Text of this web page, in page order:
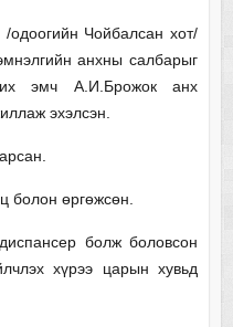
Чойбалсан хот/
анхны салбарыг
эмч А.И.Брожок анх
эхэлсэн.
болон өргөжсөн.
болж боловсон
хүрээ царын хувьд